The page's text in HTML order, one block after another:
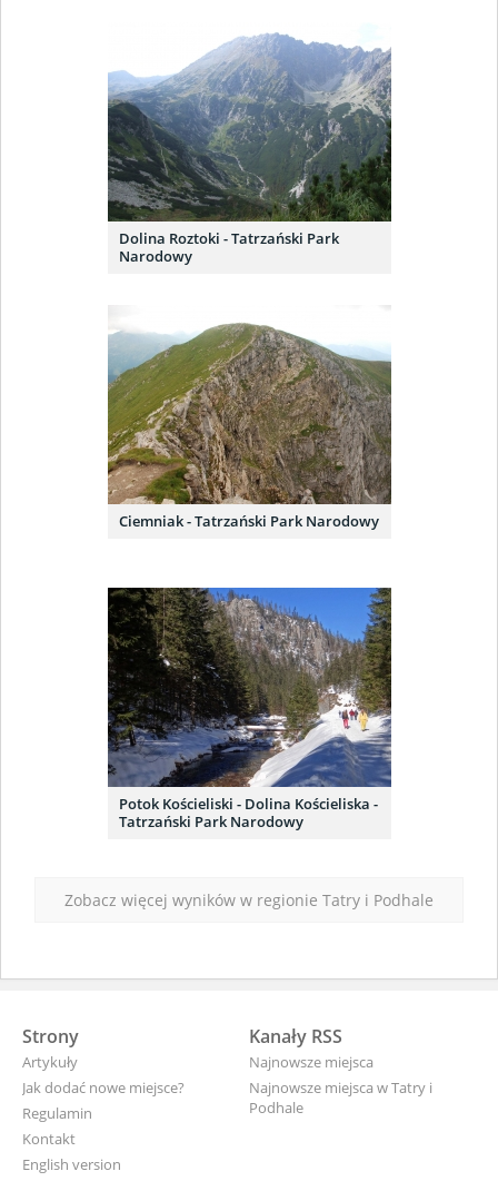
Dolina Roztoki - Tatrzański Park
Narodowy
Ciemniak - Tatrzański Park Narodowy
Potok Kościeliski - Dolina Kościeliska -
Tatrzański Park Narodowy
Zobacz więcej wyników w regionie Tatry i Podhale
Strony
Artykuły
Jak dodać nowe miejsce?
Regulamin
Kontakt
English version
Kanały RSS
Najnowsze miejsca
Najnowsze miejsca w Tatry i
Podhale